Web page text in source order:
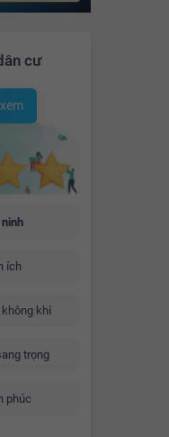
cư
ích
không khí
trọng
phúc